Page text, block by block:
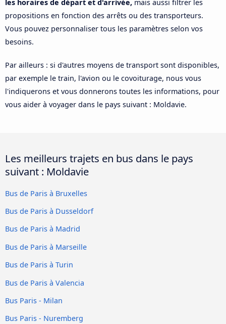
les horaires de départ et d'arrivée, mais aussi filtrer les
propositions en fonction des arrêts ou des transporteurs.
Vous pouvez personnaliser tous les paramètres selon vos
besoins.
Par ailleurs : si d'autres moyens de transport sont disponibles,
par exemple le train, l'avion ou le covoiturage, nous vous
l'indiquerons et vous donnerons toutes les informations, pour
vous aider à voyager dans le pays suivant : Moldavie.
Les meilleurs trajets en bus dans le pays
suivant : Moldavie
Bus de Paris à Bruxelles
Bus de Paris à Dusseldorf
Bus de Paris à Madrid
Bus de Paris à Marseille
Bus de Paris à Turin
Bus de Paris à Valencia
Bus Paris - Milan
Bus Paris - Nuremberg